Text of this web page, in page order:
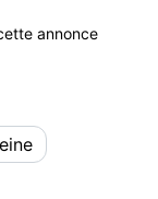
annonce